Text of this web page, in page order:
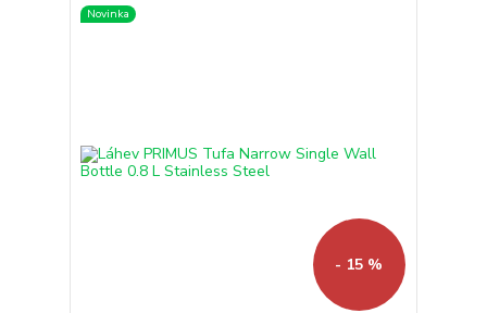
Novinka
- 15 %